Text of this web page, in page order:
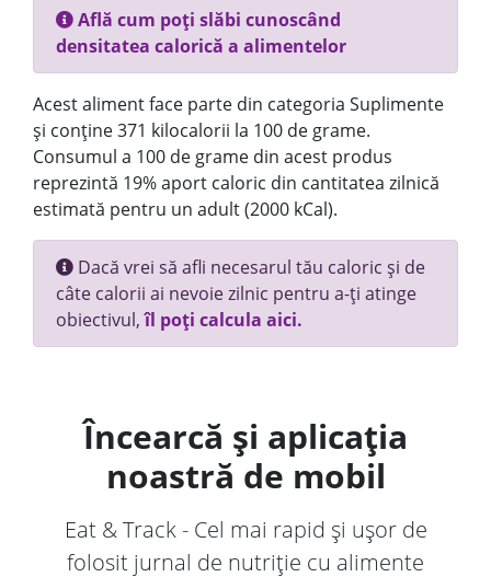
Află cum poți slăbi cunoscând
densitatea calorică a alimentelor
Acest aliment face parte din categoria Suplimente
și conține 371 kilocalorii la 100 de grame.
Consumul a 100 de grame din acest produs
reprezintă 19% aport caloric din cantitatea zilnică
estimată pentru un adult (2000 kCal).
Dacă vrei să afli necesarul tău caloric și de
câte calorii ai nevoie zilnic pentru a-ți atinge
obiectivul,îl poți calcula aici.
Încearcă și aplicația
noastră de mobil
Eat & Track - Cel mai rapid și ușor de
folosit jurnal de nutriție cu alimente